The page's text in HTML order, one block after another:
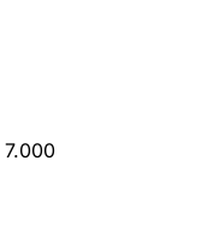
7.000